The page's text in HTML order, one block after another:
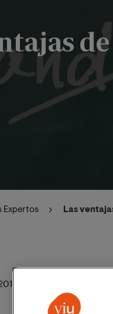
Expertos Las